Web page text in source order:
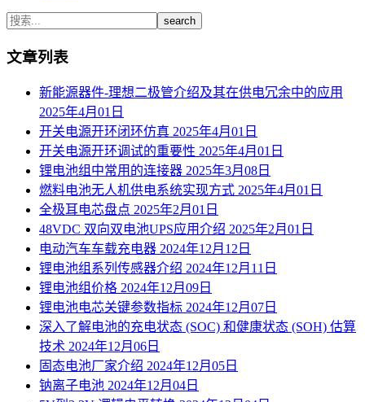
search
文章列表
新能源器件-理想二极管介绍及其在供电冗余中的应用
2025年4月01日
开关电源开环闭环仿真 2025年4月01日
开关电源开环调试的重要性 2025年4月01日
锂电池组中常用的连接器 2025年3月08日
燃料电池无人机供电系统实现方式 2025年4月01日
全极耳电芯盘点 2025年2月01日
48VDC 双向双电池UPS应用介绍 2025年2月01日
电动汽车车载充电器 2024年12月12日
锂电池组系列传感器介绍 2024年12月11日
锂电池组价格 2024年12月09日
锂电池电芯关键参数指标 2024年12月07日
深入了解电池的充电状态 (SOC) 和健康状态 (SOH) 估算
技术 2024年12月06日
固态电池厂家介绍 2024年12月05日
钠离子电池 2024年12月04日